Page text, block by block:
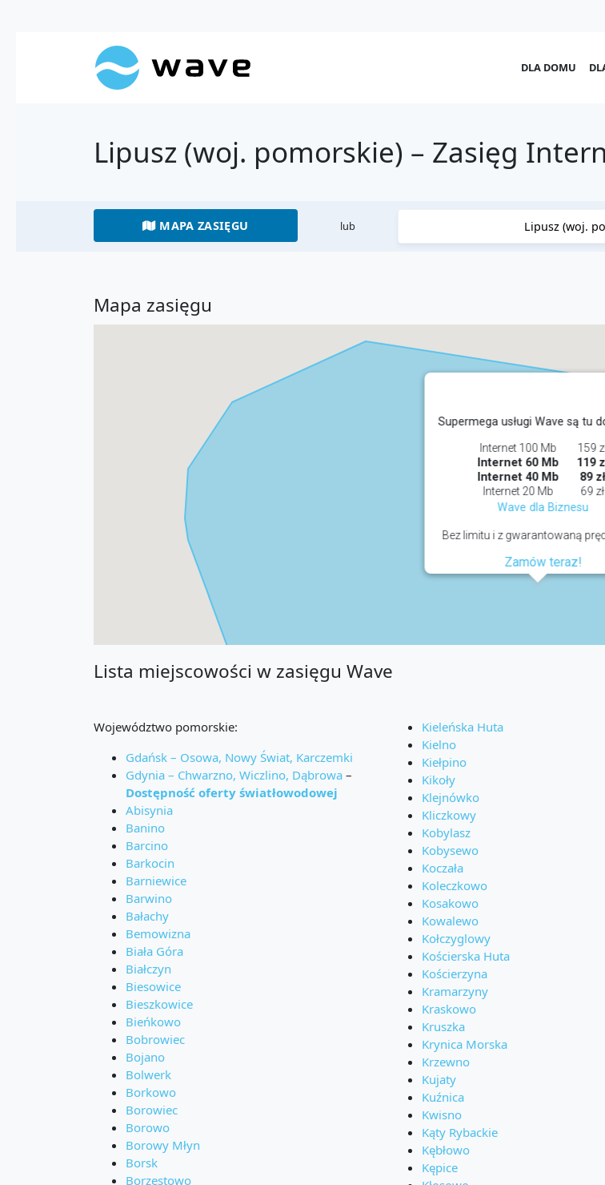
DLA DOMU
Lipusz (woj. pomorskie) – Zasięg
MAPA ZASIĘGU lub
Mapa zasięgu
Supermega usługi Wave są tu
Internet 100 Mb
159
Internet 60 Mb
119
Internet 40 Mb
89 zł
Internet 20 Mb
69 zł
Wave dla Biznesu
Bez limitu i z gwarantowaną
Zamów teraz!
Lista miejscowości w zasięgu Wave
Województwo pomorskie:
Gdańsk – Osowa, Nowy Świat, Karczemki
Gdynia – Chwarzno, Wiczlino, Dąbrowa –
Dostępność oferty światłowodowej
Abisynia
Banino
Barcino
Barkocin
Barniewice
Barwino
Bałachy
Bemowizna
Biała Góra
Białczyn
Biesowice
Bieszkowice
Bieńkowo
Bobrowiec
Bojano
Bolwerk
Borkowo
Borowiec
Borowo
Borowy Młyn
Borsk
Borzestowo
Kieleńska Huta
Kielno
Kiełpino
Kikoły
Klejnówko
Kliczkowy
Kobylasz
Kobysewo
Koczała
Koleczkowo
Kosakowo
Kowalewo
Kołczyglowy
Kościerska Huta
Kościerzyna
Kramarzyny
Kraskowo
Kruszka
Krynica Morska
Krzewno
Kujaty
Kuźnica
Kwisno
Kąty Rybackie
Kębłowo
Kępice